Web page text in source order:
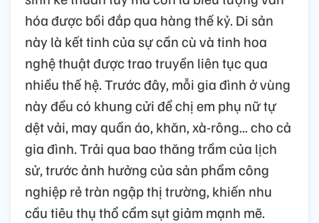
hóa được bồi đắp qua hàng thế kỷ. Di sản
này là kết tinh của sự cần cù và tinh hoa
nghệ thuật được trao truyền liên tục qua
nhiều thế hệ. Trước đây, mỗi gia đình ở vùng
này đều có khung cửi để chị em phụ nữ tự
dệt vải, may quần áo, khăn, xà-rông... cho cả
gia đình. Trải qua bao thăng trầm của lịch
sử, trước ảnh hưởng của sản phẩm công
nghiệp rẻ tràn ngập thị trường, khiến nhu
cầu tiêu thụ thổ cẩm sụt giảm mạnh mẽ.